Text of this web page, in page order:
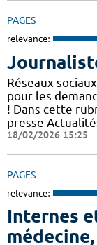
PAGES
relevance:
Réseaux
pour les
! Dans cette
presse
18/02/2026 15:25
PAGES
relevance:
Internes